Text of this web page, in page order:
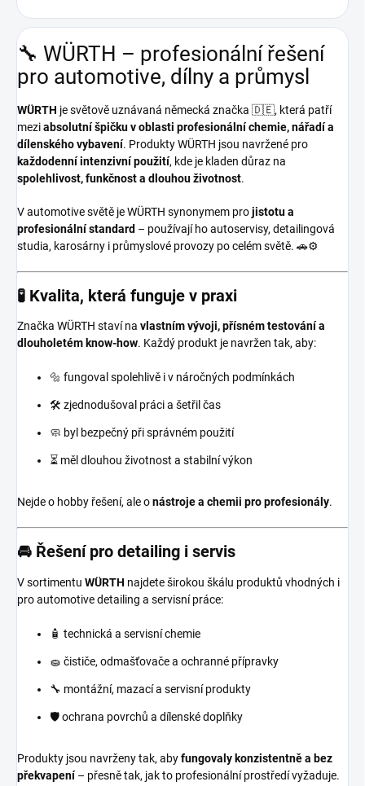
🔧 WÜRTH – profesionální řešení
pro automotive, dílny a průmysl
WÜRTH je světově uznávaná německá značka 🇩🇪, která patří
meziabsolutní špičku v oblasti profesionální chemie, nářadí a
dílenského vybavení. Produkty WÜRTH jsou navržené pro
každodenní intenzivní použití, kde je kladen důraz na
spolehlivost, funkčnost a dlouhou životnost.
V automotive světě je WÜRTH synonymem projistotu a
profesionální standard – používají ho autoservisy, detailingová
studia, karosárny i průmyslové provozy po celém světě. 🚗⚙️
🧪 Kvalita, která funguje v praxi
Značka WÜRTH staví na vlastním vývoji, přísném testování a
dlouholetém know-how. Každý produkt je navržen tak, aby:
🔩 fungoval spolehlivě i v náročných podmínkách
🛠️ zjednodušoval práci a šetřil čas
🧼 byl bezpečný při správném použití
⏳ měl dlouhou životnost a stabilní výkon
Nejde o hobby řešení, ale onástroje a chemii pro profesionály.
🚘 Řešení pro detailing i servis
V sortimentu WÜRTH najdete širokou škálu produktů vhodných i
pro automotive detailing a servisní práce:
🧴 technická a servisní chemie
🧽 čističe, odmašťovače a ochranné přípravky
🔧 montážní, mazací a servisní produkty
🛡️ ochrana povrchů a dílenské doplňky
Produkty jsou navrženy tak, abyfungovaly konzistentně a bez
překvapení– přesně tak, jak to profesionální prostředí vyžaduje.